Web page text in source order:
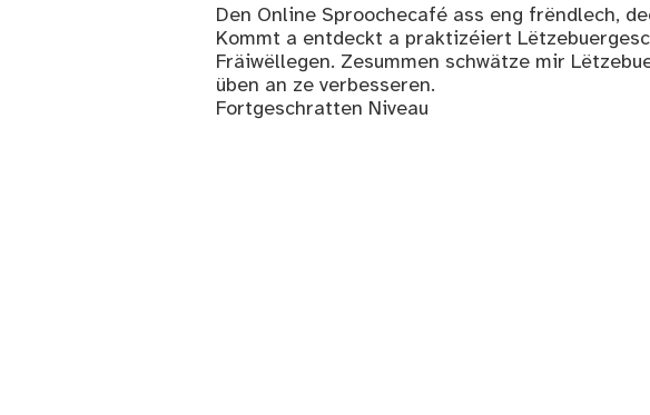
Den Online Sproochecafé ass eng frëndlech,
Kommt a entdeckt a praktizéiert
Fräiwëllegen. Zesummen schwätze mir
üben an ze verbesseren.
Fortgeschratten Niveau